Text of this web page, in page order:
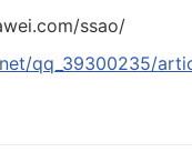
ssao/
qq_39300235/